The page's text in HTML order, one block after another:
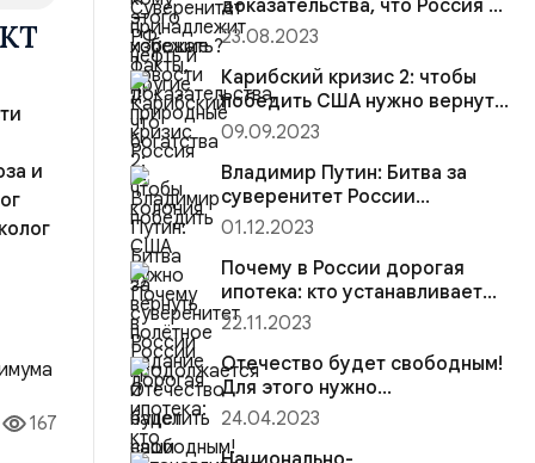
и
в
167
доказательства, что Россия —
колония
23.08.2023
Карибский кризис 2: чтобы
победить США нужно вернуть
полётное задание и нацелить
на центры принятия решений
09.09.2023
Владимир Путин: Битва за
суверенитет России
продолжается
01.12.2023
Почему в России дорогая
ипотека: кто устанавливает
большой процент кредитов и
22.11.2023
Отечество будет свободным!
Для этого нужно
отменить незаконные
решения Михаила Горбачева
24.04.2023